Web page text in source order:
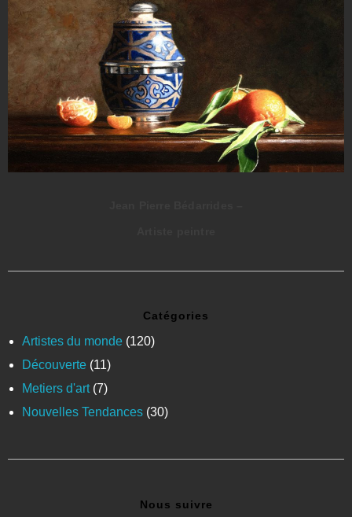
Catégories
Artistes du monde(120)
Découverte(11)
Metiers d'art(7)
Nouvelles Tendances(30)
Nous suivre